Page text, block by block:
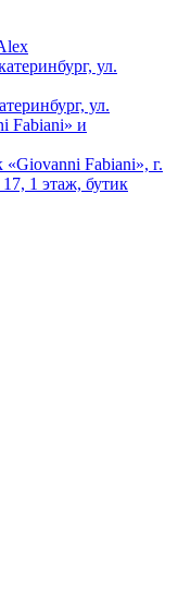
ул.
ул.
Fabiani» и
Fabiani», г.
1 этаж, бутик